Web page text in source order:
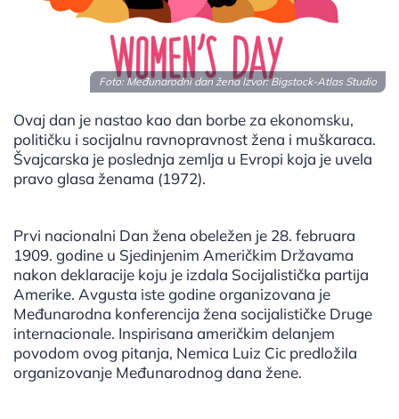
Foto: Međunarodni dan žena Izvor: Bigstock-Atlas Studio
Ovaj dan je nastao kao dan borbe za ekonomsku,
političku i socijalnu ravnopravnost žena i muškaraca.
Švajcarska je poslednja zemlja u Evropi koja je uvela
pravo glasa ženama (1972).
Prvi nacionalni Dan žena obeležen je 28. februara
1909. godine u Sjedinjenim Američkim Državama
nakon deklaracije koju je izdala Socijalistička partija
Amerike. Avgusta iste godine organizovana je
Međunarodna konferencija žena socijalističke Druge
internacionale. Inspirisana američkim delanjem
povodom ovog pitanja, Nemica Luiz Cic predložila
organizovanje Međunarodnog dana žene.